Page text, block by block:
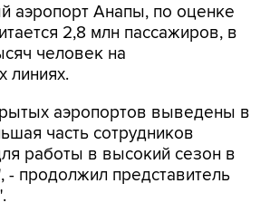
аэропорт Анапы, по оценке
2,8 млн пассажиров, в
человек на
линиях.
аэропортов выведены в
часть сотрудников
работы в высокий сезон в
- продолжил представитель